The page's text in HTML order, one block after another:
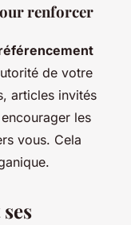
renforcer
de votre
articles invités
les
vous. Cela